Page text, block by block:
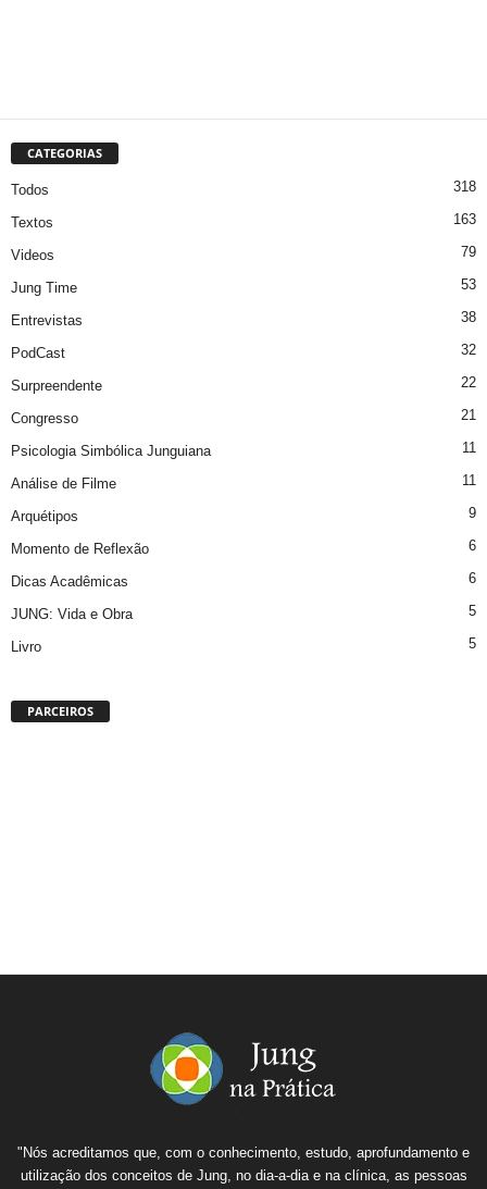
CATEGORIAS
Todos 318
Textos 163
Videos 79
Jung Time 53
Entrevistas 38
PodCast 32
Surpreendente 22
Congresso 21
Psicologia Simbólica Junguiana 11
Análise de Filme 11
Arquétipos 9
Momento de Reflexão 6
Dicas Acadêmicas 6
JUNG: Vida e Obra 5
Livro 5
PARCEIROS
"Nós acreditamos que, com o conhecimento, estudo, aprofundamento e
utilização dos conceitos de Jung, no dia-a-dia e na clínica, as pessoas